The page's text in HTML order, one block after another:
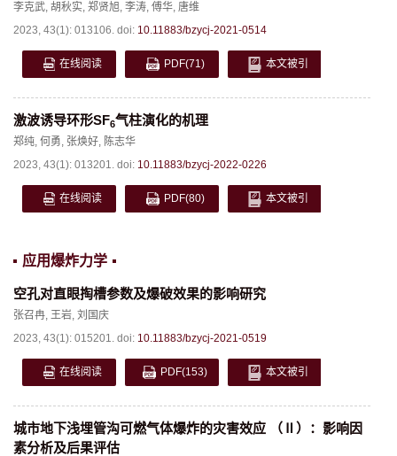
李克武, 胡秋实, 郑贤旭, 李涛, 傅华, 唐维
2023, 43(1): 013106. doi: 10.11883/bzycj-2021-0514
在线阅读 PDF(71) 本文被引
激波诱导环形SF6气柱演化的机理
郑纯, 何勇, 张焕好, 陈志华
2023, 43(1): 013201. doi: 10.11883/bzycj-2022-0226
在线阅读 PDF(80) 本文被引
应用爆炸力学
空孔对直眼掏槽参数及爆破效果的影响研究
张召冉, 王岩, 刘国庆
2023, 43(1): 015201. doi: 10.11883/bzycj-2021-0519
在线阅读 PDF(153) 本文被引
城市地下浅埋管沟可燃气体爆炸的灾害效应 （Ⅱ）：影响因
素分析及后果评估